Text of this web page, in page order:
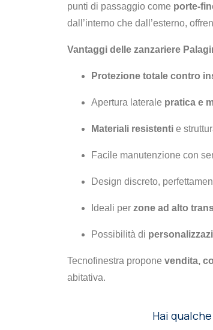
punti di passaggio come porte-
dall’interno che dall’esterno,
Vantaggi delle zanzariere
Protezione totale contro
Apertura laterale pratica e
Materiali resistenti e
Facile manutenzione con
Design discreto,
Ideali per zone ad alto
Possibilità di
Tecnofinestra propone vendita,
abitativa.
Hai